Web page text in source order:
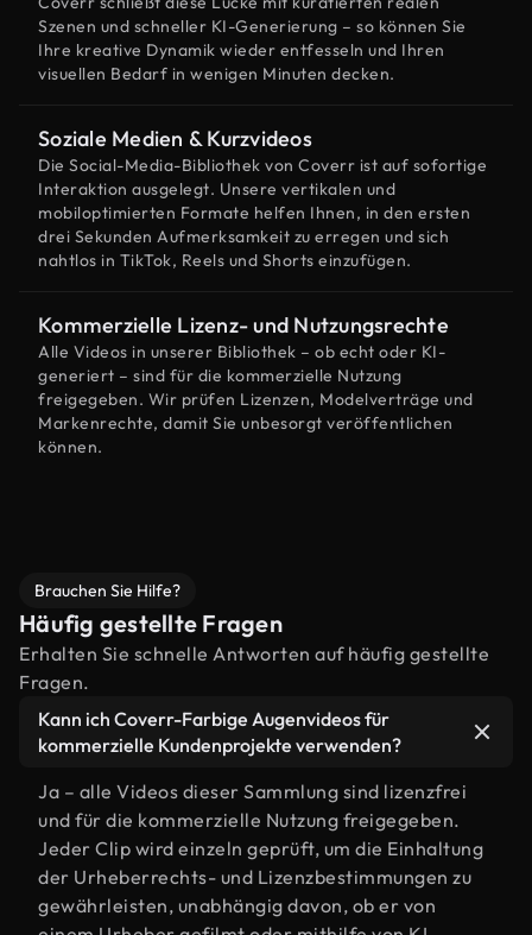
Szenen und schneller KI-Generierung – so können Sie
Ihre kreative Dynamik wieder entfesseln und Ihren
visuellen Bedarf in wenigen Minuten decken.
Soziale Medien & Kurzvideos
Die Social-Media-Bibliothek von Coverr ist auf sofortige
Interaktion ausgelegt. Unsere vertikalen und
mobiloptimierten Formate helfen Ihnen, in den ersten
drei Sekunden Aufmerksamkeit zu erregen und sich
nahtlos in TikTok, Reels und Shorts einzufügen.
Kommerzielle Lizenz- und Nutzungsrechte
Alle Videos in unserer Bibliothek – ob echt oder KI-
generiert – sind für die kommerzielle Nutzung
freigegeben. Wir prüfen Lizenzen, Modelverträge und
Markenrechte, damit Sie unbesorgt veröffentlichen
können.
Brauchen Sie Hilfe?
Häufig gestellte Fragen
Erhalten Sie schnelle Antworten auf häufig gestellte
Fragen.
Kann ich Coverr-Farbige Augenvideos für
kommerzielle Kundenprojekte verwenden?
Ja – alle Videos dieser Sammlung sind lizenzfrei
und für die kommerzielle Nutzung freigegeben.
Jeder Clip wird einzeln geprüft, um die Einhaltung
der Urheberrechts- und Lizenzbestimmungen zu
gewährleisten, unabhängig davon, ob er von